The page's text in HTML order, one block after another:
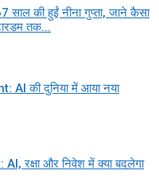
की हुईं नीना गुप्ता, जाने कैसा
तक...
AI की दुनिया में आया नया
AI, रक्षा और निवेश में क्या बदलेगा